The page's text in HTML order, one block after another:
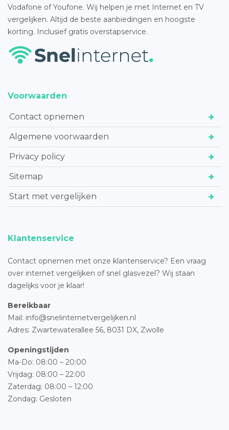
Vodafone of Youfone. Wij helpen je met Internet en TV
vergelijken. Altijd de beste aanbiedingen en hoogste
korting. Inclusief gratis overstapservice.
Voorwaarden
Contact opnemen
Algemene voorwaarden
Privacy policy
Sitemap
Start met vergelijken
Klantenservice
Contact opnemen met onze klantenservice? Een vraag
over internet vergelijken of snel glasvezel? Wij staan
dagelijks voor je klaar!
Bereikbaar
Mail: info@snelinternetvergelijken.nl
Adres: Zwartewaterallee 56, 8031 DX, Zwolle
Openingstijden
Ma-Do: 08:00 – 20:00
Vrijdag: 08:00 – 22:00
Zaterdag: 08:00 – 12:00
Zondag: Gesloten